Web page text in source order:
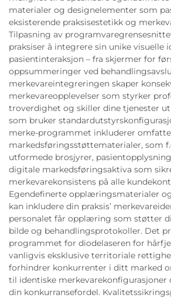
materialer og designelementer som
eksisterende praksisestetikk og
Tilpasning av
praksiser å integrere sin unike visuelle
pasientinteraksjon – fra skjermer for
oppsummeringer ved
merkevareintegreringen skaper
merkevareopplevelser som styrker
troverdighet og skiller dine tjenester
som bruker
merke-programmet inkluderer
markedsføringsstøttematerialer, som
utformede brosjyrer,
digitale markedsføringsaktiva som
merkevarekonsistens på alle
Egendefinerte opplæringsmaterialer
kan inkludere din praksis’
personalet får opplæring som støtter
bilde og behandlingsprotokoller. Det
programmet for diodelaseren for
vanligvis eksklusive territoriale
forhindrer konkurrenter i ditt marked
til identiske merkevarekonfigurasjoner
din konkurransefordel.